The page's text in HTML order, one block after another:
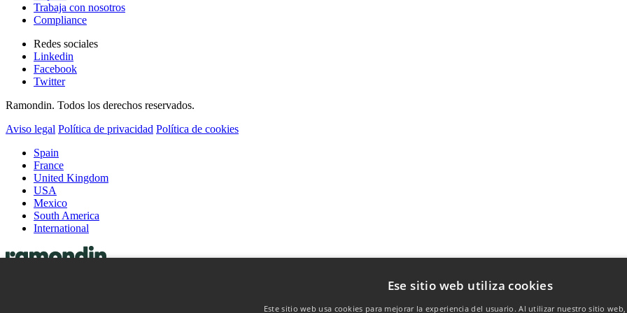
Trabaja con nosotros
Compliance
Redes sociales
Linkedin
Facebook
Twitter
Ramondin. Todos los derechos reservados.
Aviso legal Política de privacidad Política de cookies
Spain
France
United Kingdom
USA
Mexico
South America
International
Ese sitio web utiliza cookies
Este sitio web usa cookies para mejorar la experiencia del usuario. Al utilizar nuestro sitio